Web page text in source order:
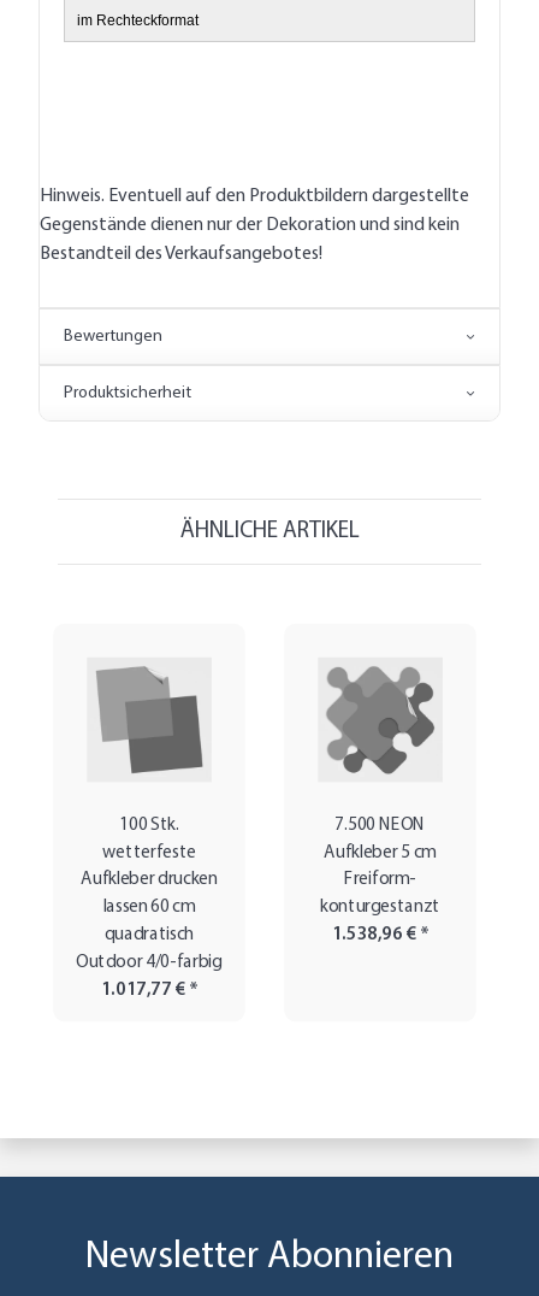
im Rechteckformat
Hinweis. Eventuell auf den Produktbildern dargestellte
Gegenstände dienen nur der Dekoration und sind kein
Bestandteil des Verkaufsangebotes!
Bewertungen
Produktsicherheit
ÄHNLICHE ARTIKEL
100 Stk.
wetterfeste
Aufkleber drucken
lassen 60 cm
quadratisch
Outdoor 4/0-farbig
1.017,77 € *
7.500 NEON
Aufkleber 5 cm
Freiform-
konturgestanzt
1.538,96 € *
Newsletter Abonnieren